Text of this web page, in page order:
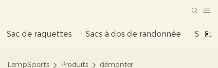
Sac de raquettes Sacs à dos de randonnée Sac à
LempSports Produits démonter